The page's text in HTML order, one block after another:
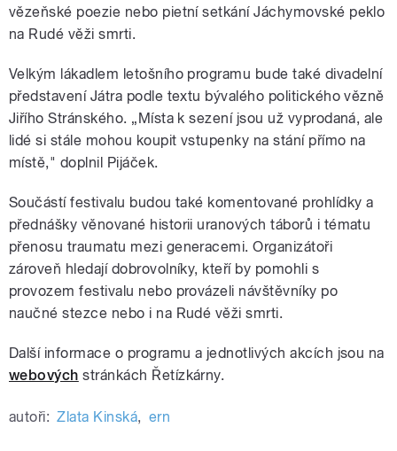
vězeňské poezie nebo pietní setkání Jáchymovské peklo
na Rudé věži smrti.
Velkým lákadlem letošního programu bude také divadelní
představení Játra podle textu bývalého politického vězně
Jiřího Stránského. „Místa k sezení jsou už vyprodaná, ale
lidé si stále mohou koupit vstupenky na stání přímo na
místě," doplnil Pijáček.
Součástí festivalu budou také komentované prohlídky a
přednášky věnované historii uranových táborů i tématu
přenosu traumatu mezi generacemi. Organizátoři
zároveň hledají dobrovolníky, kteří by pomohli s
provozem festivalu nebo provázeli návštěvníky po
naučné stezce nebo i na Rudé věži smrti.
Další informace o programu a jednotlivých akcích jsou na
webových stránkách Řetízkárny.
autoři: Zlata Kinská, ern